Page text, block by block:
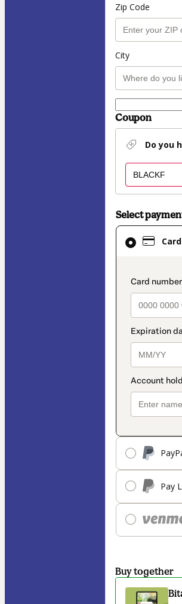
Zip Code
City
Coupon
Do you
Select
Card
Pay
Card
selected
method
Buy together